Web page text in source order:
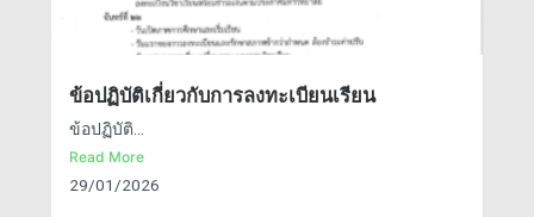
ข้อปฏิบัติเกี่ยวกับการลงทะเบียนเรียน
ข้อปฏิบัติ...
Read More
29/01/2026